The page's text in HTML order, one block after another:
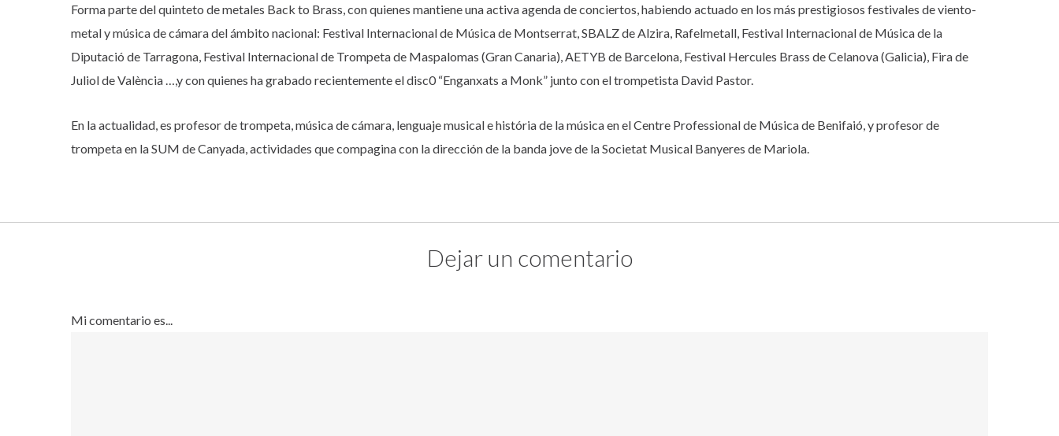
Forma parte del quinteto de metales Back to Brass, con quienes mantiene una activa agenda de conciertos, habiendo actuado en los más prestigiosos festivales de viento-
metal y música de cámara del ámbito nacional: Festival Internacional de Música de Montserrat, SBALZ de Alzira, Rafelmetall, Festival Internacional de Música de la
Diputació de Tarragona, Festival Internacional de Trompeta de Maspalomas (Gran Canaria), AETYB de Barcelona, Festival Hercules Brass de Celanova (Galicia), Fira de
Juliol de València …,y con quienes ha grabado recientemente el disc0 “Enganxats a Monk” junto con el trompetista David Pastor.
En la actualidad, es profesor de trompeta, música de cámara, lenguaje musical e história de la música en el Centre Professional de Música de Benifaió, y profesor de
trompeta en la SUM de Canyada, actividades que compagina con la dirección de la banda jove de la Societat Musical Banyeres de Mariola.
Dejar un comentario
Mi comentario es...